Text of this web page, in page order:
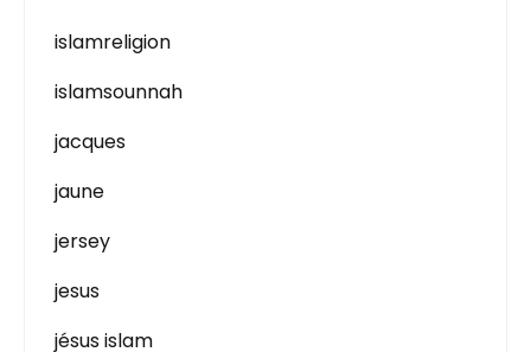
islamreligion
islamsounnah
jacques
jaune
jersey
jesus
jésus islam